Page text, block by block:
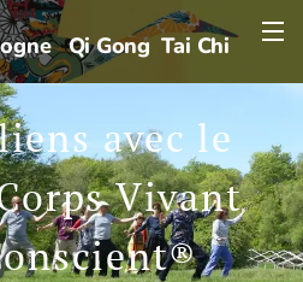
Qi Gong Tai Chi
avec le
Vivant